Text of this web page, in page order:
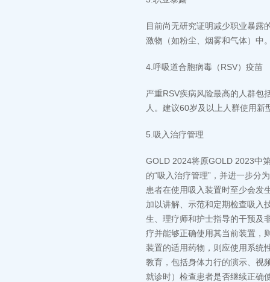
目前尚无研究证明减少职业暴露
激物（如粉尘、烟雾和气体）中
4.呼吸道合胞病毒（RSV）疫苗
严重RSV疾病风险最高的人群包
人。建议60岁及以上人群使用
5.吸入治疗管理
GOLD 2024将原GOLD 2023中
的“吸入治疗管理”，并进一步分
患者在使用吸入装置时至少会发
加以讲解、示范和定期检查吸入
生、理疗师和护士指导的干预及
疗并能够正确使用其当前装置，
装置的适用药物，则应使用系统
教育，包括身体力行的演示、视
就诊时）检查患者是否继续正确